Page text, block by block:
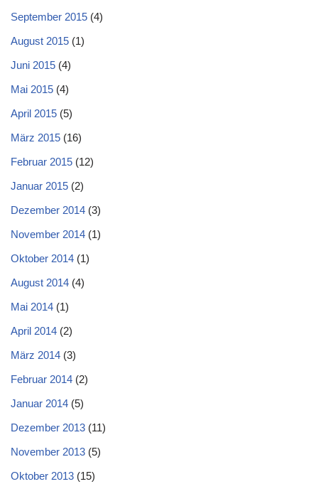
September 2015 (4)
August 2015 (1)
Juni 2015 (4)
Mai 2015 (4)
April 2015 (5)
März 2015 (16)
Februar 2015 (12)
Januar 2015 (2)
Dezember 2014 (3)
November 2014 (1)
Oktober 2014 (1)
August 2014 (4)
Mai 2014 (1)
April 2014 (2)
März 2014 (3)
Februar 2014 (2)
Januar 2014 (5)
Dezember 2013 (11)
November 2013 (5)
Oktober 2013 (15)